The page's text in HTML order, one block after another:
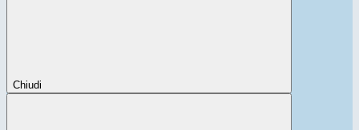
Chiudi